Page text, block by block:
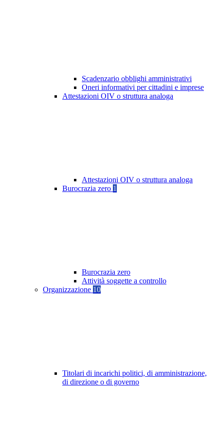
Scadenzario obblighi amministrativi
Oneri informativi per cittadini e imprese
Attestazioni OIV o struttura analoga
Attestazioni OIV o struttura analoga
Burocrazia zero 1
Burocrazia zero
Attività soggette a controllo
Organizzazione 10
Titolari di incarichi politici, di amministrazione,
di direzione o di governo